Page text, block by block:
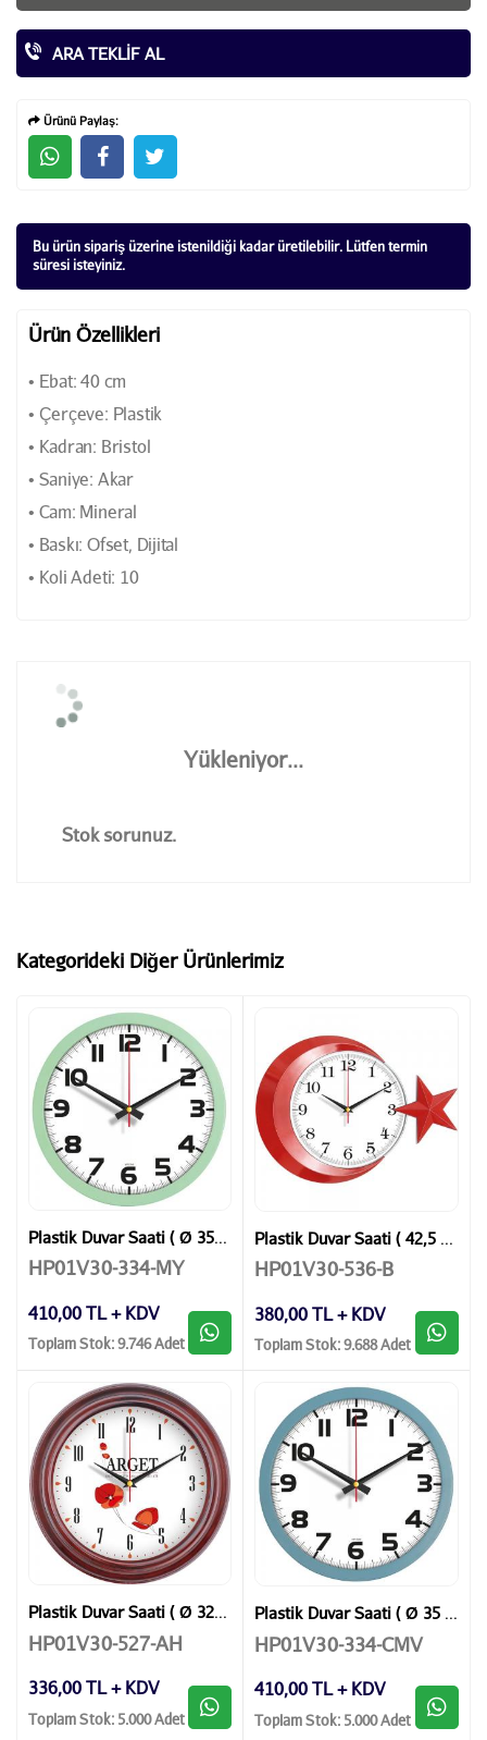
ARA TEKLIF AL
Ürünü Paylaş:
Bu ürün sipariş üzerine istenildiği kadar üretilebilir. Lütfen termin
süresi isteyiniz.
Ürün Özellikleri
• Ebat: 40 cm
• Çerçeve: Plastik
• Kadran: Bristol
• Saniye: Akar
• Cam: Mineral
• Baskı: Ofset, Dijital
• Koli Adeti: 10
Yükleniyor...
Stok sorunuz.
Kategorideki Diğer Ürünlerimiz
Plastik Duvar Saati ( Ø 35 cm )
HP01V30-334-MY
410,00 TL + KDV
Toplam Stok: 9.746 Adet
Plastik Duvar Saati ( 42,5 x 30,5 cm )
HP01V30-536-B
380,00 TL + KDV
Toplam Stok: 9.688 Adet
Plastik Duvar Saati ( Ø 32 cm )
HP01V30-527-AH
336,00 TL + KDV
Toplam Stok: 5.000 Adet
Plastik Duvar Saati ( Ø 35 cm )
HP01V30-334-CMV
410,00 TL + KDV
Toplam Stok: 5.000 Adet